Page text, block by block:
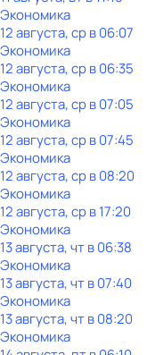
Экономика
12 августа, ср в 06:07
Экономика
12 августа, ср в 06:35
Экономика
12 августа, ср в 07:05
Экономика
12 августа, ср в 07:45
Экономика
12 августа, ср в 08:20
Экономика
12 августа, ср в 17:20
Экономика
13 августа, чт в 06:38
Экономика
13 августа, чт в 07:40
Экономика
13 августа, чт в 08:20
Экономика